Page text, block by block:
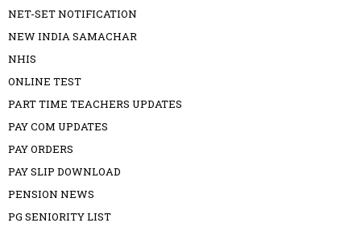
NET-SET NOTIFICATION
NEW INDIA SAMACHAR
NHIS
ONLINE TEST
PART TIME TEACHERS UPDATES
PAY COM UPDATES
PAY ORDERS
PAY SLIP DOWNLOAD
PENSION NEWS
PG SENIORITY LIST